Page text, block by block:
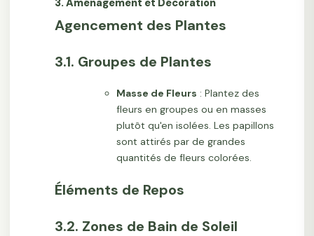
3. Aménagement et Décoration
Agencement des Plantes
3.1. Groupes de Plantes
Masse de Fleurs : Plantez des
fleurs en groupes ou en masses
plutôt qu'en isolées. Les papillons
sont attirés par de grandes
quantités de fleurs colorées.
Éléments de Repos
3.2. Zones de Bain de Soleil